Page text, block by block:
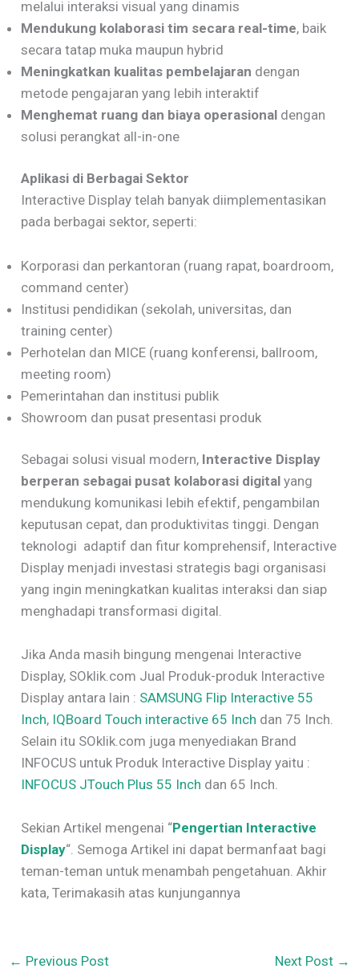
melalui interaksi visual yang dinamis
Mendukung kolaborasi tim secara real-time, baik
secara tatap muka maupun hybrid
Meningkatkan kualitas pembelajaran dengan
metode pengajaran yang lebih interaktif
Menghemat ruang dan biaya operasional dengan
solusi perangkat all-in-one
Aplikasi di Berbagai Sektor
Interactive Display telah banyak diimplementasikan
pada berbagai sektor, seperti:
Korporasi dan perkantoran (ruang rapat, boardroom,
command center)
Institusi pendidikan (sekolah, universitas, dan
training center)
Perhotelan dan MICE (ruang konferensi, ballroom,
meeting room)
Pemerintahan dan institusi publik
Showroom dan pusat presentasi produk
Sebagai solusi visual modern, Interactive Display
berperan sebagai pusat kolaborasi digital yang
mendukung komunikasi lebih efektif, pengambilan
keputusan cepat, dan produktivitas tinggi. Dengan
teknologi adaptif dan fitur komprehensif, Interactive
Display menjadi investasi strategis bagi organisasi
yang ingin meningkatkan kualitas interaksi dan siap
menghadapi transformasi digital.
Jika Anda masih bingung mengenai Interactive
Display, SOklik.com Jual Produk-produk Interactive
Display antara lain : SAMSUNG Flip Interactive 55
Inch, IQBoard Touch interactive 65 Inch dan 75 Inch.
Selain itu SOklik.com juga menyediakan Brand
INFOCUS untuk Produk Interactive Display yaitu :
INFOCUS JTouch Plus 55 Inch dan 65 Inch.
Sekian Artikel mengenai “Pengertian Interactive
Display“. Semoga Artikel ini dapat bermanfaat bagi
teman-teman untuk menambah pengetahuan. Akhir
kata, Terimakasih atas kunjungannya
← Previous Post Next Post →